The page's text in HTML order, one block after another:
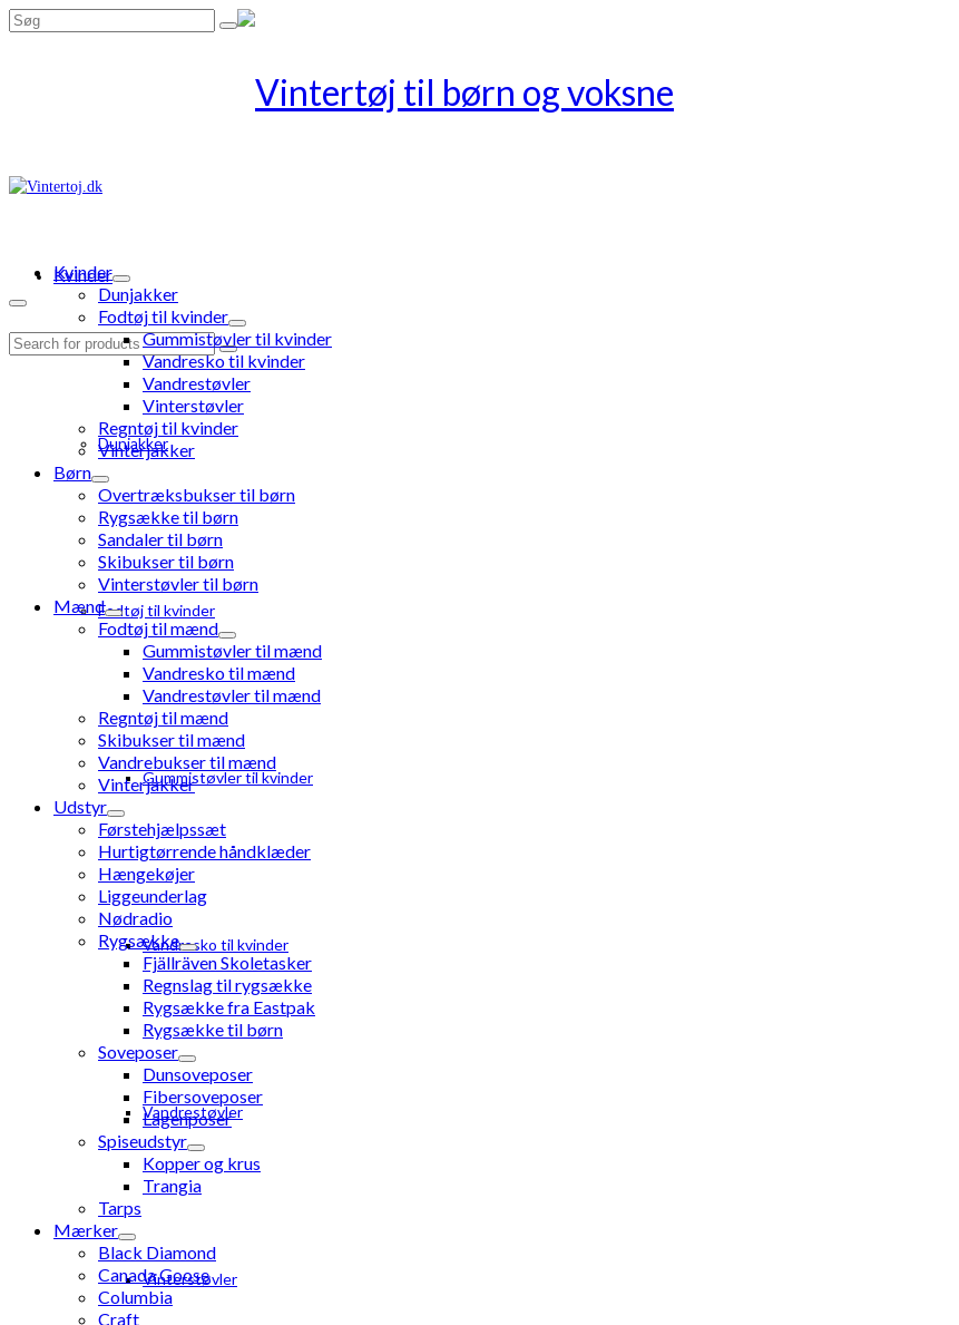
Search
Kvinder
Dunjakker
Fodtøj til kvinder
Gummistøvler til kvinder
Vandresko til kvinder
Vandrestøvler
Vinterstøvler
Search
Kvinder
Dunjakker
Fodtøj til kvinder
Gummistøvler til kvinder
Vandresko til kvinder
Vandrestøvler
Vinterstøvler
Regntøj til kvinder
Vinterjakker
Børn
Overtræksbukser til børn
Rygsække til børn
Sandaler til børn
Skibukser til børn
Vinterstøvler til børn
Mænd
Fodtøj til mænd
Gummistøvler til mænd
Vandresko til mænd
Vandrestøvler til mænd
Regntøj til mænd
Skibukser til mænd
Vandrebukser til mænd
Vinterjakker
Udstyr
Førstehjælpssæt
Hurtigtørrende håndklæder
Hængekøjer
Liggeunderlag
Nødradio
Rygsække
Fjällräven Skoletasker
Regnslag til rygsække
Rygsække fra Eastpak
Rygsække til børn
Soveposer
Dunsoveposer
Fibersoveposer
Lagenposer
Spiseudstyr
Kopper og krus
Trangia
Tarps
Mærker
Black Diamond
Canada Goose
Columbia
Craft